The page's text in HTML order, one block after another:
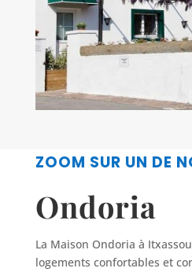
ZOOM SUR UN DE
Ondoria
La Maison Ondoria à
logements confortables et